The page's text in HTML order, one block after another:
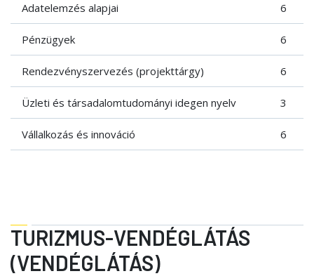
Adatelemzés alapjai 6
Pénzügyek 6
Rendezvényszervezés (projekttárgy) 6
Üzleti és társadalomtudományi idegen nyelv 3
Vállalkozás és innováció 6
TURIZMUS-VENDÉGLÁTÁS
(VENDÉGLÁTÁS)